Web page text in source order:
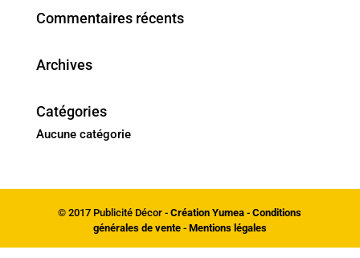
Commentaires récents
Archives
Catégories
Aucune catégorie
© 2017 Publicité Décor -Création Yumea -Conditions
générales de vente- Mentions légales